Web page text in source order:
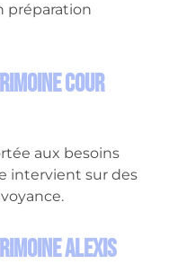
préparation
Cour
aux besoins
intervient sur des
Alexis